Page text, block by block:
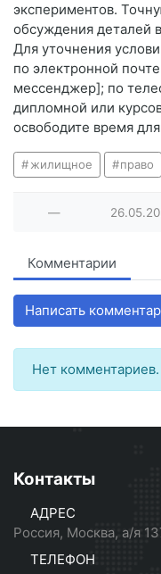
экспериментов.
обсуждения деталей
Для уточнения
по электронной
мессенджер]; по
дипломной или
освободите время
жилищное право
—
Комментарии
Написать
Нет
Контакты
АДРЕС
Россия, Москва, а/я
ТЕЛЕФОН